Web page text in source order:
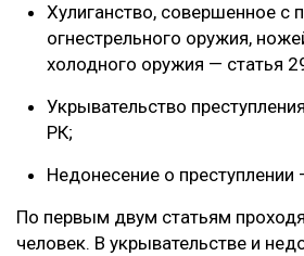
Хулиганство, совершенное с
огнестрельного оружия,
холодного оружия — статья
Укрывательство
РК;
Недонесение о
По первым двум статьям
человек. В укрывательстве и